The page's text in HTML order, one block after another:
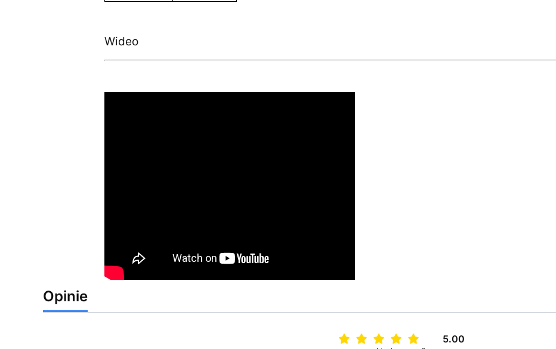
Wideo
Opinie
5.00